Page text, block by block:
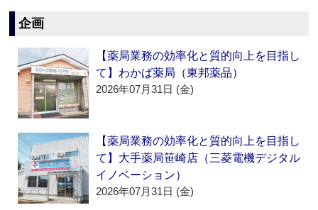
企画
【薬局業務の効率化と質的向上を目指し
て】わかば薬局（東邦薬品）
2026年07月31日 (金)
【薬局業務の効率化と質的向上を目指し
て】大手薬局笹崎店（三菱電機デジタル
イノベーション）
2026年07月31日 (金)